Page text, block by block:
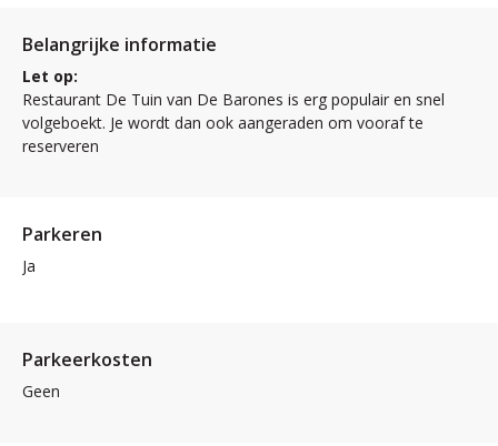
Belangrijke informatie
Let op:
Restaurant De Tuin van De Barones is erg populair en snel
volgeboekt. Je wordt dan ook aangeraden om vooraf te
reserveren
Parkeren
Ja
Parkeerkosten
Geen